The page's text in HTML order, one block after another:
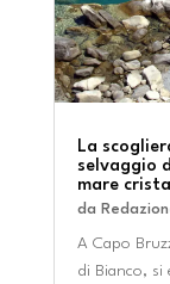
La
selvaggio
mare
da
A Capo
di Bianco,